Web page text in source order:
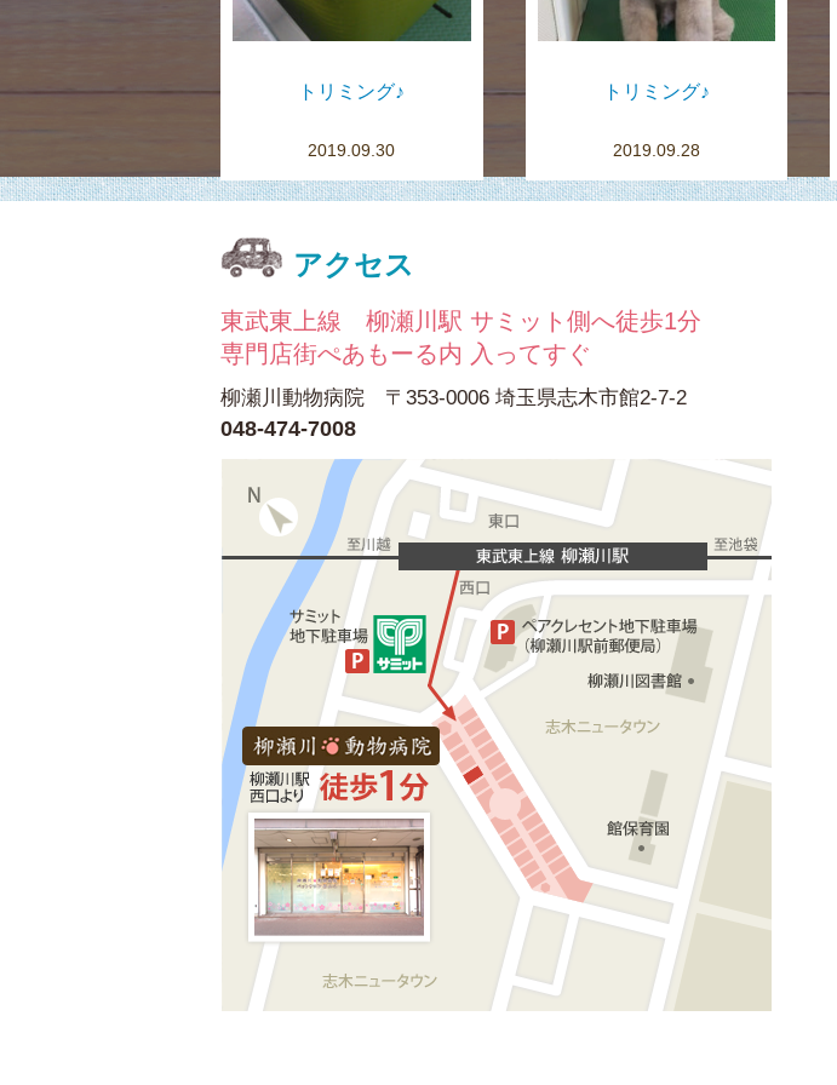
トリミング♪
2019.09.30
トリミング♪
2019.09.28
アクセス
東武東上線 柳瀬川駅 サミット側へ徒歩1分
専門店街ぺあもーる内 入ってすぐ
柳瀬川動物病院 〒353-0006 埼玉県志木市館2-7-2
048-474-7008